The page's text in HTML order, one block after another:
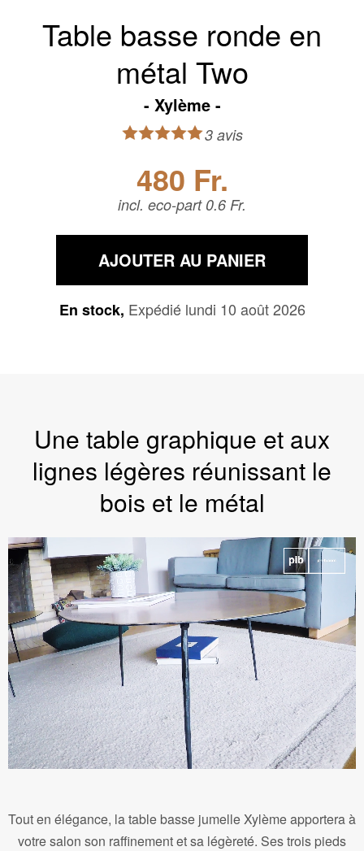
Table basse ronde en
métal Two
Xylème
3 avis
480 Fr.
incl. eco-part 0.6 Fr.
AJOUTER AU PANIER
En stock, Expédié lundi 10 août 2026
Une table graphique et aux
lignes légères réunissant le
bois et le métal
Tout en élégance, la table basse jumelle Xylème apportera à
votre salon son raffinement et sa légèreté. Ses trois pieds